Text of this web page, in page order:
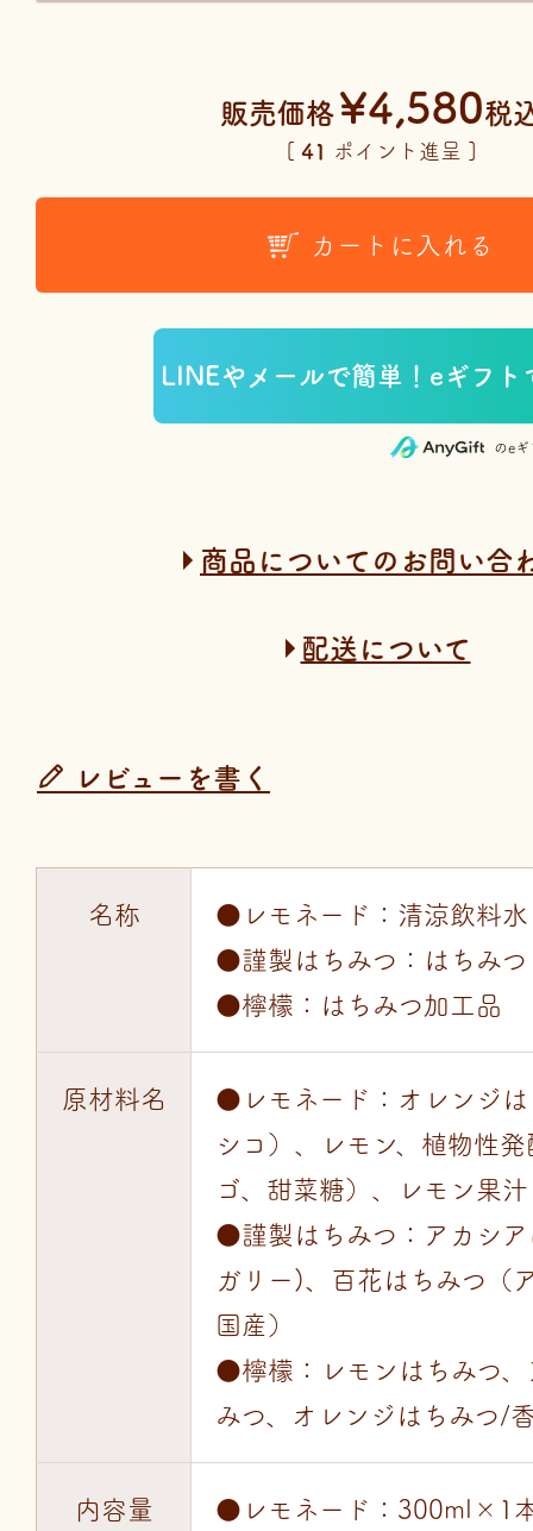
カートに入れる
販売価格 ¥4,580税
[ 41 ポイント進呈 ]
のe
商品についてのお問い合
配送について
レビューを書く
名称
●レモネード：清涼飲料水
●謹製はちみつ：はちみつ
●檸檬：はちみつ加工品
原材料名
●レモネード：オレンジは
シコ）、レモン、植物性
ゴ、甜菜糖）、レモン果汁
●謹製はちみつ：アカシ
ガリー)、百花はちみつ（
国産）
●檸檬：レモンはちみつ、
みつ、オレンジはちみつ/
内容量
●レモネード：300ml×1